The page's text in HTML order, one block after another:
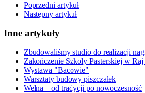
Poprzedni artykuł
Następny artykuł
Inne artykuły
Zbudowaliśmy studio do realizacji
Zakończenie Szkoły Pasterskiej w
Wystawa "Bacowie"
Warsztaty budowy piszczałek
Wełna – od tradycji po nowoczesność